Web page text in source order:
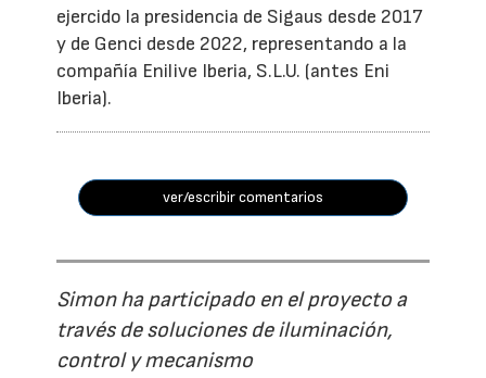
ejercido la presidencia de Sigaus desde 2017
y de Genci desde 2022, representando a la
compañía Enilive Iberia, S.L.U. (antes Eni
Iberia).
ver/escribir comentarios
Simon ha participado en el proyecto a
través de soluciones de iluminación,
control y mecanismo